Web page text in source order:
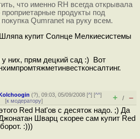
что именно RH всегда открывала
продукты под
Qumranet на руку всем.
купит Солнце Мелкиесистемы
у них, прям децкий сад :) Вот
(?), 09:03, 05/09/2008 [^] [^^]
[к модератору] + / –
Red Hat'ов с десяток надо. ;) Да
Шварц скорее сам купит Red
:)))